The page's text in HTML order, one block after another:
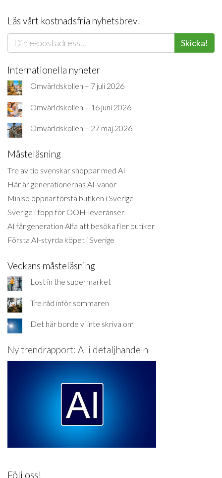
Läs vårt kostnadsfria nyhetsbrev!
Skicka!
Internationella nyheter
Omvärldskollen – 7 juli 2026
Omvärldskollen – 16 juni 2026
Omvärldskollen – 27 maj 2026
Måsteläsning
Tre av tio svenskar shoppar med AI
Här är generationernas AI-vanor
Miniso öppnar första butiken i Sverige
Sverige i topp för OOH-leveranser
AI får generation Alfa att besöka fler butiker
Första AI-styrda köpet i Sverige
Veckans måsteläsning
Lost in the supermarket
Tre råd inför sommaren
Det här borde vi inte skriva om
Ny trendrapport: AI i detaljhandeln
Följ oss!